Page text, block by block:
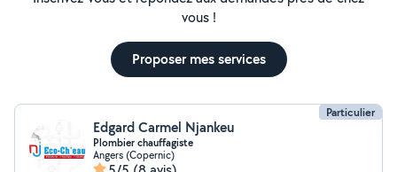
vous !
Proposer mes services
Particulier
Edgard Carmel Njankeu
Plombier chauffagiste
Angers (Copernic)